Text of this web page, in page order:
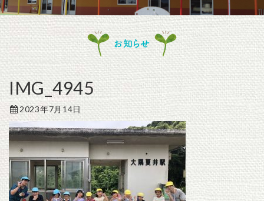
n
お知らせ
IMG_4945
2023年7月14日